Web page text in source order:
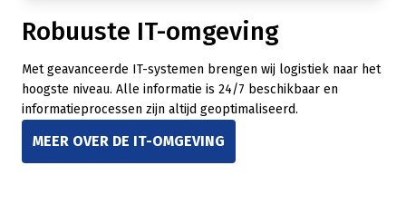
Robuuste IT-omgeving
Met geavanceerde IT-systemen brengen wij logistiek naar het
hoogste niveau. Alle informatie is 24/7 beschikbaar en
informatieprocessen zijn altijd geoptimaliseerd.
MEER OVER DE IT-OMGEVING